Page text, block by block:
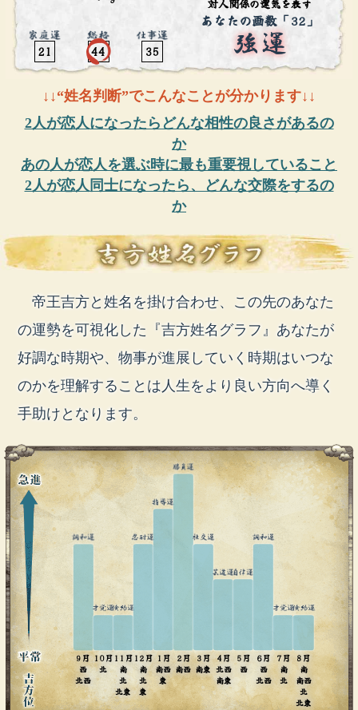
21 44 35
対人関係の運気を表す
あなたの画数「32」
↓↓“姓名判断”でこんなことが分かります↓↓
2人が恋人になったらどんな相性の良さがあるの
か
あの人が恋人を選ぶ時に最も重要視していること
2人が恋人同士になったら、どんな交際をするの
か
帝王吉方と姓名を掛け合わせ、この先のあなた
の運勢を可視化した『吉方姓名グラフ』あなたが
好調な時期や、物事が進展していく時期はいつな
のかを理解することは人生をより良い方向へ導く
手助けとなります。
9月
西
北西
10月
北
11月
南
北
北東
12月
南
北
東
1月
南西
東
2月
南西
3月
南東
4月
北西
南東
5月
西
6月
西
北西
7月
南
北
8月
南
南西
北
北東